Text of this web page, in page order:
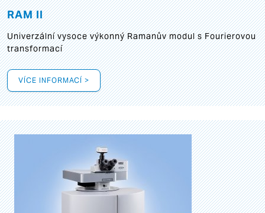
RAM II
Univerzální vysoce výkonný Ramanův modul s Fourierovou
transformací
VÍCE INFORMACÍ >